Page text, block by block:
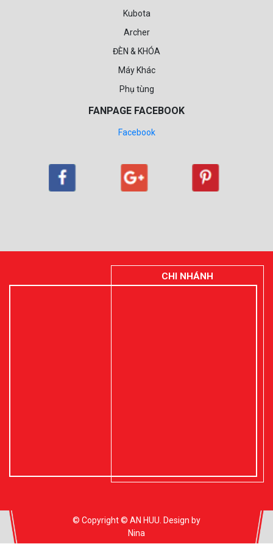
Kubota
Archer
ĐÈN & KHÓA
Máy Khác
Phụ tùng
FANPAGE FACEBOOK
Facebook
CHI NHÁNH
© Copyright © AN HUU. Design by
Nina